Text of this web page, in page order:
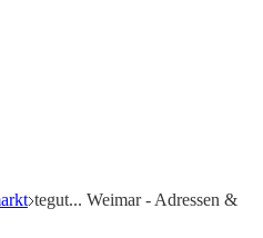
tegut... Weimar - Adressen &